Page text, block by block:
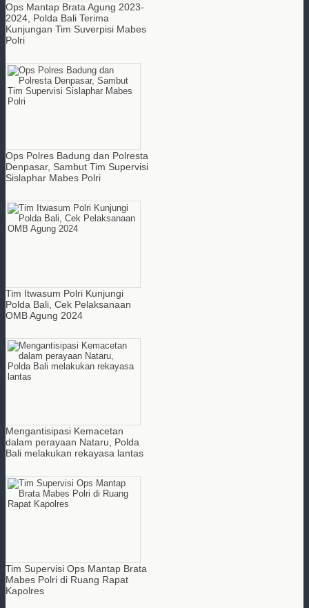
Ops Mantap Brata Agung 2023-
2024, Polda Bali Terima
Kunjungan Tim Suverpisi Mabes
Polri
Ops Polres Badung dan Polresta
Denpasar, Sambut Tim Supervisi
Sislaphar Mabes Polri
Tim Itwasum Polri Kunjungi
Polda Bali, Cek Pelaksanaan
OMB Agung 2024
Mengantisipasi Kemacetan
dalam perayaan Nataru, Polda
Bali melakukan rekayasa lantas
Tim Supervisi Ops Mantap Brata
Mabes Polri di Ruang Rapat
Kapolres